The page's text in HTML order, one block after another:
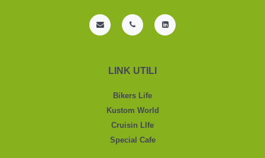
LINK UTILI
Bikers Life
Kustom World
Cruisin LIfe
Special Cafe